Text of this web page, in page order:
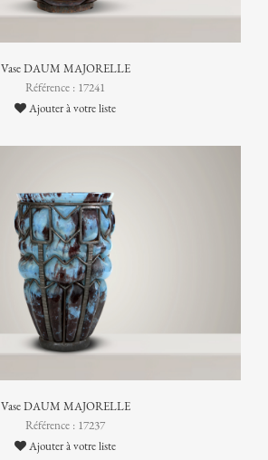
Vase DAUM MAJORELLE
Référence : 17241
Ajouter à votre liste
Vase DAUM MAJORELLE
Référence : 17237
Ajouter à votre liste